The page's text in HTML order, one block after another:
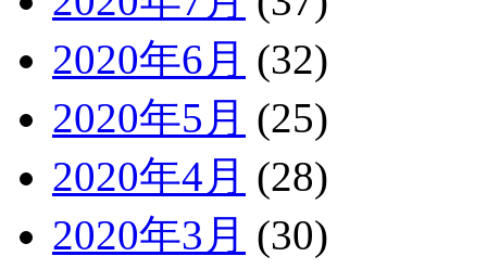
2020年6月 (32)
2020年5月 (25)
2020年4月 (28)
2020年3月 (30)